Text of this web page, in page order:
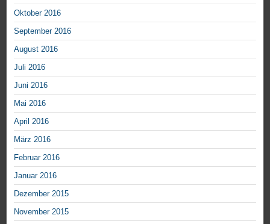
Oktober 2016
September 2016
August 2016
Juli 2016
Juni 2016
Mai 2016
April 2016
März 2016
Februar 2016
Januar 2016
Dezember 2015
November 2015